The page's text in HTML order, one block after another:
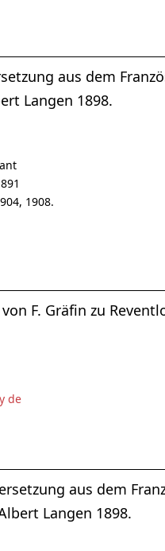
aus dem
Langen 1898.
1908.
F. Gräfin zu
de
aus dem
Langen 1898.